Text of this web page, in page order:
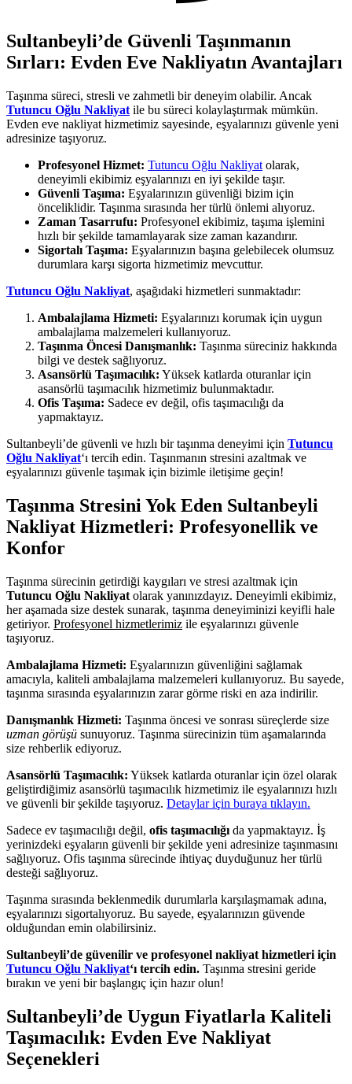
Sultanbeyli’de Güvenli Taşınmanın
Sırları: Evden Eve Nakliyatın Avantajları
Taşınma süreci, stresli ve zahmetli bir deneyim olabilir. Ancak
Tutuncu Oğlu Nakliyat ile bu süreci kolaylaştırmak mümkün.
Evden eve nakliyat hizmetimiz sayesinde, eşyalarınızı güvenle yeni
adresinize taşıyoruz.
Profesyonel Hizmet: Tutuncu Oğlu Nakliyat olarak,
deneyimli ekibimiz eşyalarınızı en iyi şekilde taşır.
Güvenli Taşıma: Eşyalarınızın güvenliği bizim için
önceliklidir. Taşınma sırasında her türlü önlemi alıyoruz.
Zaman Tasarrufu: Profesyonel ekibimiz, taşıma işlemini
hızlı bir şekilde tamamlayarak size zaman kazandırır.
Sigortalı Taşıma: Eşyalarınızın başına gelebilecek olumsuz
durumlara karşı sigorta hizmetimiz mevcuttur.
Tutuncu Oğlu Nakliyat, aşağıdaki hizmetleri sunmaktadır:
Ambalajlama Hizmeti: Eşyalarınızı korumak için uygun
ambalajlama malzemeleri kullanıyoruz.
Taşınma Öncesi Danışmanlık: Taşınma süreciniz hakkında
bilgi ve destek sağlıyoruz.
Asansörlü Taşımacılık: Yüksek katlarda oturanlar için
asansörlü taşımacılık hizmetimiz bulunmaktadır.
Ofis Taşıma: Sadece ev değil, ofis taşımacılığı da
yapmaktayız.
Sultanbeyli’de güvenli ve hızlı bir taşınma deneyimi için Tutuncu
Oğlu Nakliyat‘ı tercih edin. Taşınmanın stresini azaltmak ve
eşyalarınızı güvenle taşımak için bizimle iletişime geçin!
Taşınma Stresini Yok Eden Sultanbeyli
Nakliyat Hizmetleri: Profesyonellik ve
Konfor
Taşınma sürecinin getirdiği kaygıları ve stresi azaltmak için
Tutuncu Oğlu Nakliyat olarak yanınızdayız. Deneyimli ekibimiz,
her aşamada size destek sunarak, taşınma deneyiminizi keyifli hale
getiriyor. Profesyonel hizmetlerimiz ile eşyalarınızı güvenle
taşıyoruz.
Ambalajlama Hizmeti: Eşyalarınızın güvenliğini sağlamak
amacıyla, kaliteli ambalajlama malzemeleri kullanıyoruz. Bu sayede,
taşınma sırasında eşyalarınızın zarar görme riski en aza indirilir.
Danışmanlık Hizmeti: Taşınma öncesi ve sonrası süreçlerde size
uzman görüşü sunuyoruz. Taşınma sürecinizin tüm aşamalarında
size rehberlik ediyoruz.
Asansörlü Taşımacılık: Yüksek katlarda oturanlar için özel olarak
geliştirdiğimiz asansörlü taşımacılık hizmetimiz ile eşyalarınızı hızlı
ve güvenli bir şekilde taşıyoruz. Detaylar için buraya tıklayın.
Sadece ev taşımacılığı değil, ofis taşımacılığı da yapmaktayız. İş
yerinizdeki eşyaların güvenli bir şekilde yeni adresinize taşınmasını
sağlıyoruz. Ofis taşınma sürecinde ihtiyaç duyduğunuz her türlü
desteği sağlıyoruz.
Taşınma sırasında beklenmedik durumlarla karşılaşmamak adına,
eşyalarınızı sigortalıyoruz. Bu sayede, eşyalarınızın güvende
olduğundan emin olabilirsiniz.
Sultanbeyli’de güvenilir ve profesyonel nakliyat hizmetleri için
Tutuncu Oğlu Nakliyat‘ı tercih edin. Taşınma stresini geride
bırakın ve yeni bir başlangıç için hazır olun!
Sultanbeyli’de Uygun Fiyatlarla Kaliteli
Taşımacılık: Evden Eve Nakliyat
Seçenekleri